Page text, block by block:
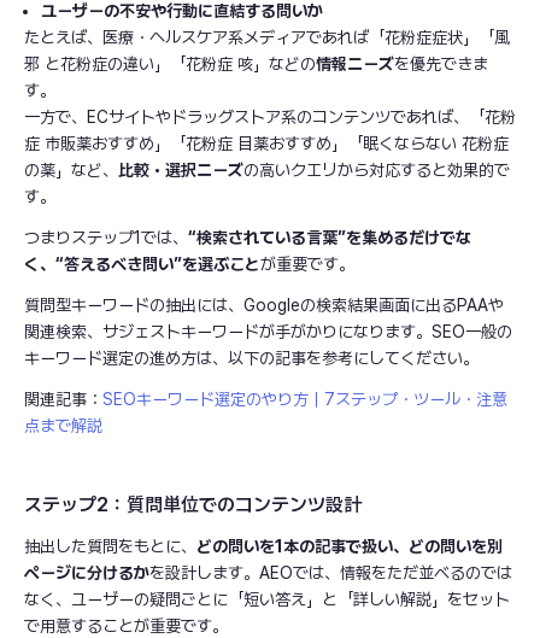
ユーザーの不安や行動に直結する問いか
たとえば、医療・ヘルスケア系メディアであれば「花粉症症状」「風
邪 と花粉症の違い」「花粉症 咳」などの情報ニーズを優先できま
す。
一方で、ECサイトやドラッグストア系のコンテンツであれば、「花粉
症 市販薬おすすめ」「花粉症 目薬おすすめ」「眠くならない 花粉症
の薬」など、 比較・選択ニーズの高いクエリから対応すると効果的で
す。
つまりステップ1では、 “検索されている言葉”を集めるだけでな
く、“答えるべき問い”を選ぶことが重要です。
質問型キーワードの抽出には、Googleの検索結果画面に出るPAAや
関連検索、サジェストキーワードが手がかりになります。SEO一般の
キーワード選定の進め方は、以下の記事を参考にしてください。
関連記事： SEOキーワード選定のやり方｜7ステップ・ツール・注意
点まで解説
ステップ2：質問単位でのコンテンツ設計
抽出した質問をもとに、 どの問いを1本の記事で扱い、どの問いを別
ページに分けるかを設計します。AEOでは、情報をただ並べるのでは
なく、ユーザーの疑問ごとに「短い答え」と「詳しい解説」をセット
で用意することが重要です。